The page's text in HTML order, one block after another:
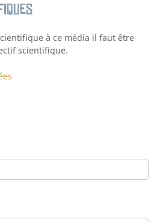
à ce média il faut être
scientifique.